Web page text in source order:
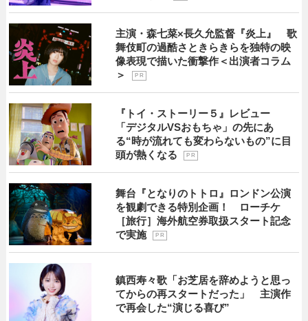
主演・森七菜×長久允監督『炎上』 歌
舞伎町の過酷さときらきらを独特の映
像表現で描いた衝撃作＜出演者コラム
＞
P R
『トイ・ストーリー５』レビュー
「デジタルVSおもちゃ」の先にあ
る“時が流れても変わらないもの”に目
頭が熱くなる
P R
舞台『となりのトトロ』ロンドン公演
を観劇できる特別企画！ ローチケ
［旅行］海外航空券取扱スタート記念
で実施
P R
鎮西寿々歌「お芝居を辞めようと思っ
てからの再スタートだった」 主演作
で再会した“演じる喜び”